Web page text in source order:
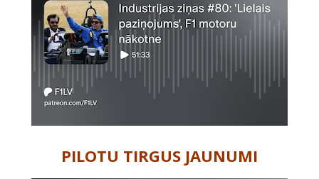
PILOTU TIRGUS JAUNUMI